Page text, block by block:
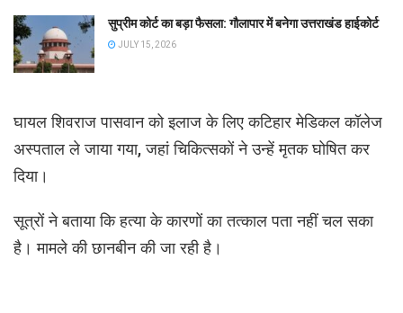
सुप्रीम कोर्ट का बड़ा फैसला: गौलापार में बनेगा उत्तराखंड हाईकोर्ट
JULY 15, 2026
घायल शिवराज पासवान को इलाज के लिए कटिहार मेडिकल कॉलेज
अस्पताल ले जाया गया, जहां चिकित्सकों ने उन्हें मृतक घोषित कर
दिया।
सूत्रों ने बताया कि हत्या के कारणों का तत्काल पता नहीं चल सका
है। मामले की छानबीन की जा रही है।